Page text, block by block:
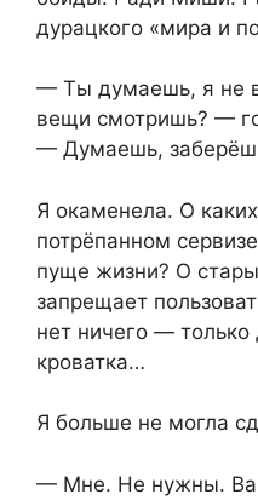
дурацкого «мира и
— Ты думаешь, я не
вещи смотришь? —
— Думаешь,
Я окаменела. О
потрёпанном
пуще жизни? О
запрещает
нет ничего —
кроватка…
Я больше не могла
— Мне. Не нужны.